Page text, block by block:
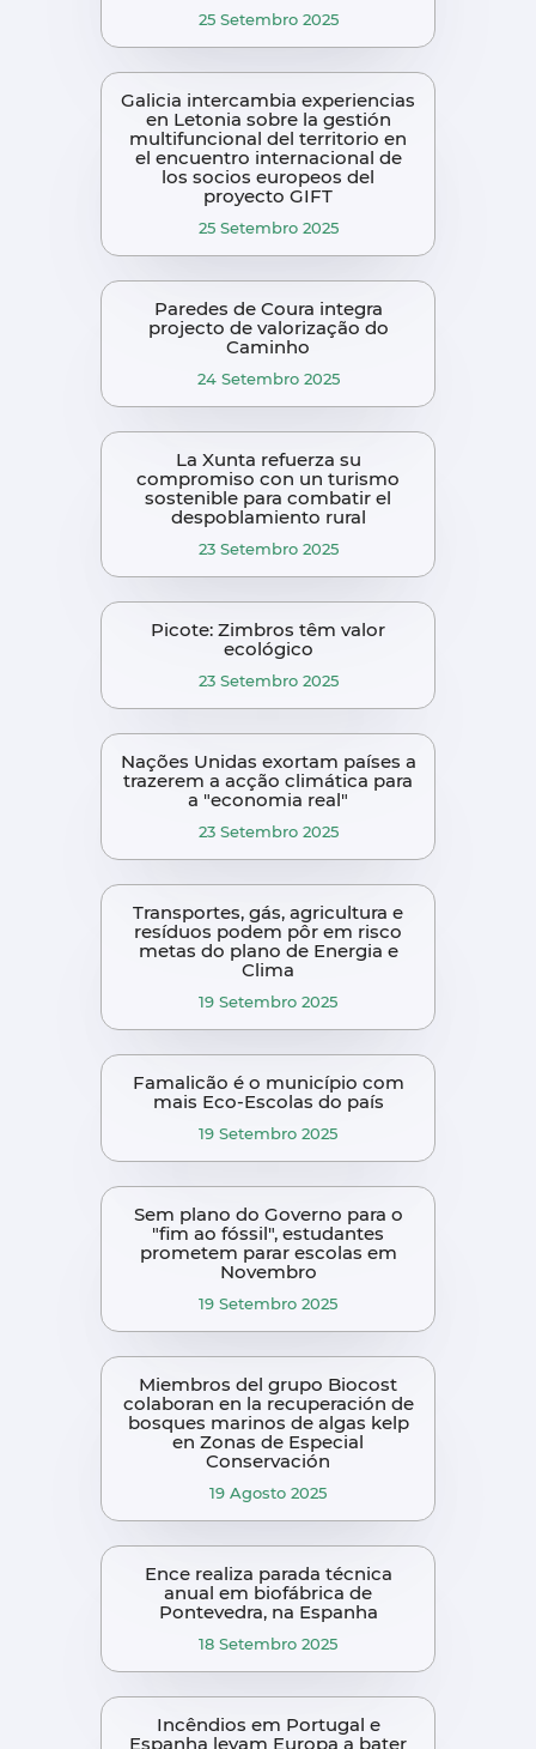
25 Setembro 2025
Galicia intercambia experiencias
en Letonia sobre la gestión
multifuncional del territorio en
el encuentro internacional de
los socios europeos del
proyecto GIFT
25 Setembro 2025
Paredes de Coura integra
projecto de valorização do
Caminho
24 Setembro 2025
La Xunta refuerza su
compromiso con un turismo
sostenible para combatir el
despoblamiento rural
23 Setembro 2025
Picote: Zimbros têm valor
ecológico
23 Setembro 2025
Nações Unidas exortam países a
trazerem a acção climática para
a "economia real"
23 Setembro 2025
Transportes, gás, agricultura e
resíduos podem pôr em risco
metas do plano de Energia e
Clima
19 Setembro 2025
Famalicão é o município com
mais Eco-Escolas do país
19 Setembro 2025
Sem plano do Governo para o
"fim ao fóssil", estudantes
prometem parar escolas em
Novembro
19 Setembro 2025
Miembros del grupo Biocost
colaboran en la recuperación de
bosques marinos de algas kelp
en Zonas de Especial
Conservación
19 Agosto 2025
Ence realiza parada técnica
anual em biofábrica de
Pontevedra, na Espanha
18 Setembro 2025
Incêndios em Portugal e
Espanha levam Europa a bater